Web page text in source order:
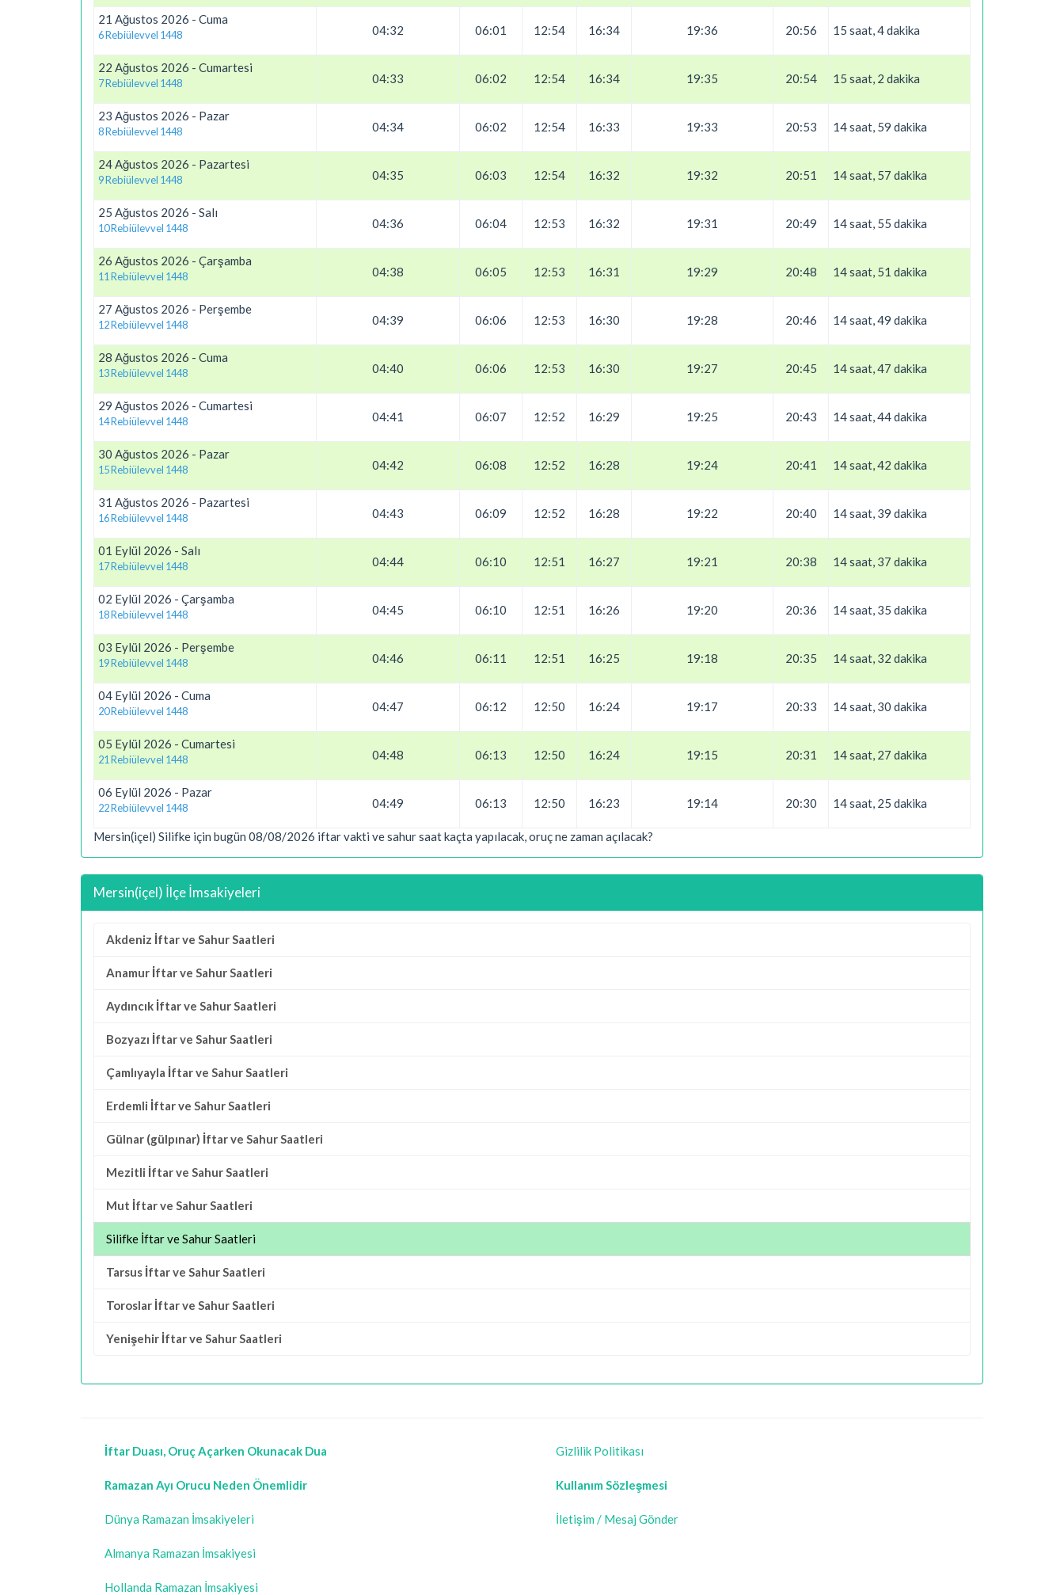
21 Ağustos 2026 - Cuma
6 Rebiülevvel 1448 04:32 06:01 12:54 16:34 19:36 20:56 15 saat, 4 dakika
22 Ağustos 2026 - Cumartesi
7 Rebiülevvel 1448 04:33 06:02 12:54 16:34 19:35 20:54 15 saat, 2 dakika
23 Ağustos 2026 - Pazar
8 Rebiülevvel 1448 04:34 06:02 12:54 16:33 19:33 20:53 14 saat, 59 dakika
24 Ağustos 2026 - Pazartesi
9 Rebiülevvel 1448 04:35 06:03 12:54 16:32 19:32 20:51 14 saat, 57 dakika
25 Ağustos 2026 - Salı
10 Rebiülevvel 1448 04:36 06:04 12:53 16:32 19:31 20:49 14 saat, 55 dakika
26 Ağustos 2026 - Çarşamba
11 Rebiülevvel 1448 04:38 06:05 12:53 16:31 19:29 20:48 14 saat, 51 dakika
27 Ağustos 2026 - Perşembe
12 Rebiülevvel 1448 04:39 06:06 12:53 16:30 19:28 20:46 14 saat, 49 dakika
28 Ağustos 2026 - Cuma
13 Rebiülevvel 1448 04:40 06:06 12:53 16:30 19:27 20:45 14 saat, 47 dakika
29 Ağustos 2026 - Cumartesi
14 Rebiülevvel 1448 04:41 06:07 12:52 16:29 19:25 20:43 14 saat, 44 dakika
30 Ağustos 2026 - Pazar
15 Rebiülevvel 1448 04:42 06:08 12:52 16:28 19:24 20:41 14 saat, 42 dakika
31 Ağustos 2026 - Pazartesi
16 Rebiülevvel 1448 04:43 06:09 12:52 16:28 19:22 20:40 14 saat, 39 dakika
01 Eylül 2026 - Salı
17 Rebiülevvel 1448 04:44 06:10 12:51 16:27 19:21 20:38 14 saat, 37 dakika
02 Eylül 2026 - Çarşamba
18 Rebiülevvel 1448 04:45 06:10 12:51 16:26 19:20 20:36 14 saat, 35 dakika
03 Eylül 2026 - Perşembe
19 Rebiülevvel 1448 04:46 06:11 12:51 16:25 19:18 20:35 14 saat, 32 dakika
04 Eylül 2026 - Cuma
20 Rebiülevvel 1448 04:47 06:12 12:50 16:24 19:17 20:33 14 saat, 30 dakika
05 Eylül 2026 - Cumartesi
21 Rebiülevvel 1448 04:48 06:13 12:50 16:24 19:15 20:31 14 saat, 27 dakika
06 Eylül 2026 - Pazar
22 Rebiülevvel 1448 04:49 06:13 12:50 16:23 19:14 20:30 14 saat, 25 dakika
Mersin(içel) Silifke için bugün 08/08/2026 iftar vakti ve sahur saat kaçta yapılacak, oruç ne zaman açılacak?
Mersin(içel) İlçe İmsakiyeleri
Akdeniz İftar ve Sahur Saatleri
Anamur İftar ve Sahur Saatleri
Aydıncık İftar ve Sahur Saatleri
Bozyazı İftar ve Sahur Saatleri
Çamlıyayla İftar ve Sahur Saatleri
Erdemli İftar ve Sahur Saatleri
Gülnar (gülpınar) İftar ve Sahur Saatleri
Mezitli İftar ve Sahur Saatleri
Mut İftar ve Sahur Saatleri
Silifke İftar ve Sahur Saatleri
Tarsus İftar ve Sahur Saatleri
Toroslar İftar ve Sahur Saatleri
Yenişehir İftar ve Sahur Saatleri
İftar Duası, Oruç Açarken Okunacak Dua
Ramazan Ayı Orucu Neden Önemlidir
Dünya Ramazan İmsakiyeleri
Almanya Ramazan İmsakiyesi
Hollanda Ramazan İmsakiyesi
Gizlilik Politikası
Kullanım Sözleşmesi
İletişim / Mesaj Gönder